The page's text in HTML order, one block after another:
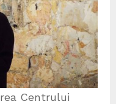
Centrului